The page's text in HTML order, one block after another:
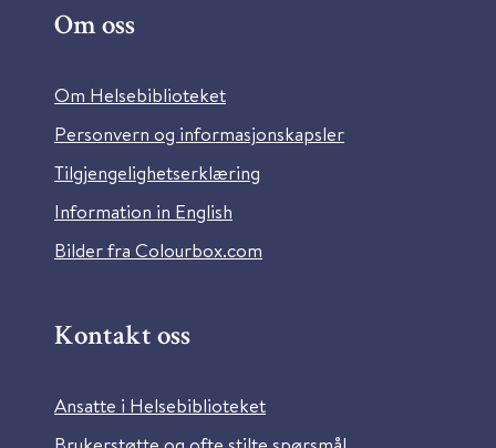
Om oss
Om Helsebiblioteket
Personvern og informasjonskapsler
Tilgjengelighetserklæring
Information in English
Bilder fra Colourbox.com
Kontakt oss
Ansatte i Helsebiblioteket